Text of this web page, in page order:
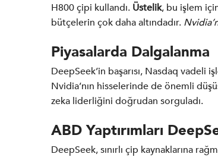
H800 çipi kullandı. Üstelik, bu işlem
bütçelerin çok daha altındadır.
Piyasalarda Dalgalanma
DeepSeek’in başarısı, Nasdaq vadeli
Nvidia’nın hisselerinde de önemli
zeka liderliğini doğrudan sorguladı.
ABD Yaptırımları
DeepSeek, sınırlı çip kaynaklarına